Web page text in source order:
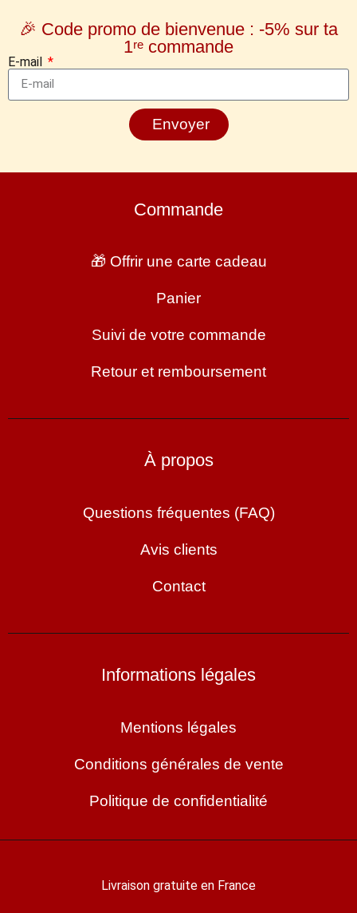
🎉 Code promo de bienvenue : -5% sur ta
1ʳᵉ commande
E-mail
Envoyer
Commande
🎁 Offrir une carte cadeau
Panier
Suivi de votre commande
Retour et remboursement
À propos
Questions fréquentes (FAQ)
Avis clients
Contact
Informations légales
Mentions légales
Conditions générales de vente
Politique de confidentialité
Livraison gratuite en France